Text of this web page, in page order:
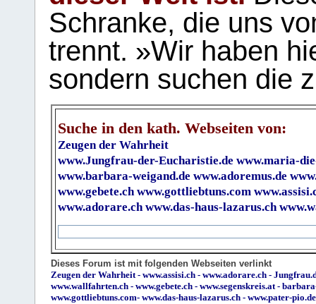
Schranke, die uns
trennt. »Wir haben
sondern suchen die
Suche in den kath. Webseiten von:
Zeugen der Wahrheit
www.Jungfrau-der-Eucharistie.de www.maria-
www.barbara-weigand.de www.adoremus.de
www.gebete.ch www.gottliebtuns.com
www.adorare.ch www.das-haus-lazarus.ch
Dieses Forum ist mit folgenden Webseiten verlinkt
Zeugen der Wahrheit- www.assisi.ch - www.adorare.ch -
www.wallfahrten.ch - www.gebete.ch - www.segenskreis.at-
www.gottliebtuns.com- www.das-haus-lazarus.ch - www.pater-pio.de